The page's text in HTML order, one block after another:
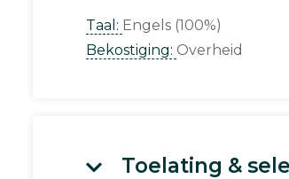
Taal: Engels (100%)
Bekostiging: Overheid
Toelating &